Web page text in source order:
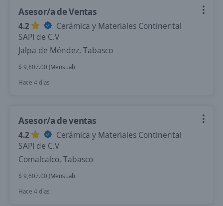
Asesor/a de Ventas
4.2
Cerámica y Materiales Continental
SAPI de C.V
Jalpa de Méndez, Tabasco
$ 9,607.00 (Mensual)
Hace 4 días
Asesor/a de ventas
4.2
Cerámica y Materiales Continental
SAPI de C.V
Comalcalco, Tabasco
$ 9,607.00 (Mensual)
Hace 4 días